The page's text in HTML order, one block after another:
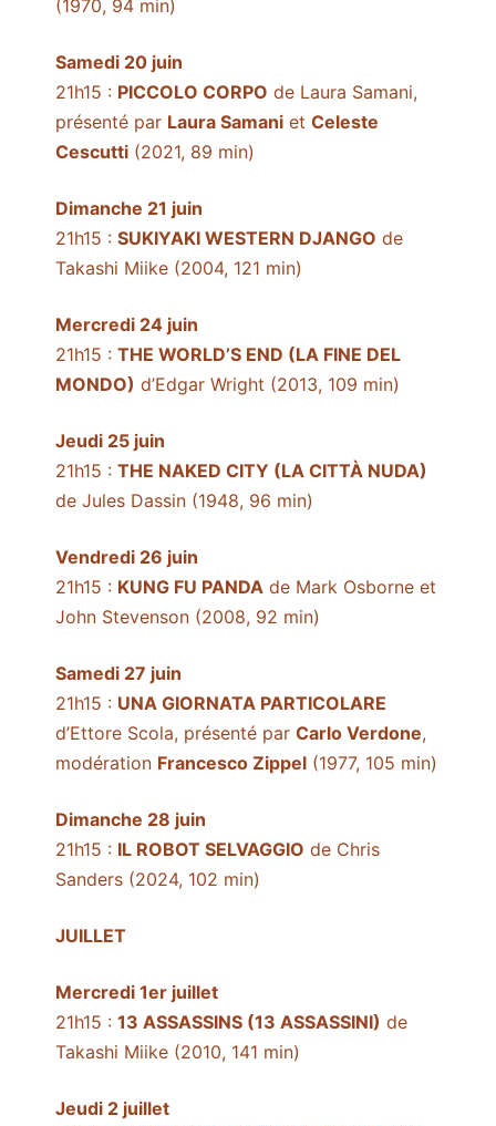
(1970, 94 min)
Samedi 20 juin
21h15 : PICCOLO CORPO de Laura Samani,
présenté par Laura Samani et Celeste
Cescutti (2021, 89 min)
Dimanche 21 juin
21h15 : SUKIYAKI WESTERN DJANGO de
Takashi Miike (2004, 121 min)
Mercredi 24 juin
21h15 : THE WORLD’S END (LA FINE DEL
MONDO) d’Edgar Wright (2013, 109 min)
Jeudi 25 juin
21h15 : THE NAKED CITY (LA CITTÀ NUDA)
de Jules Dassin (1948, 96 min)
Vendredi 26 juin
21h15 : KUNG FU PANDA de Mark Osborne et
John Stevenson (2008, 92 min)
Samedi 27 juin
21h15 : UNA GIORNATA PARTICOLARE
d’Ettore Scola, présenté par Carlo Verdone,
modération Francesco Zippel (1977, 105 min)
Dimanche 28 juin
21h15 : IL ROBOT SELVAGGIO de Chris
Sanders (2024, 102 min)
JUILLET
Mercredi 1er juillet
21h15 : 13 ASSASSINS (13 ASSASSINI) de
Takashi Miike (2010, 141 min)
Jeudi 2 juillet